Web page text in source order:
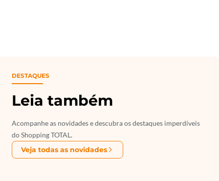
DESTAQUES
Leia também
Acompanhe as novidades e descubra os destaques imperdíveis
do Shopping TOTAL.
Veja todas as novidades